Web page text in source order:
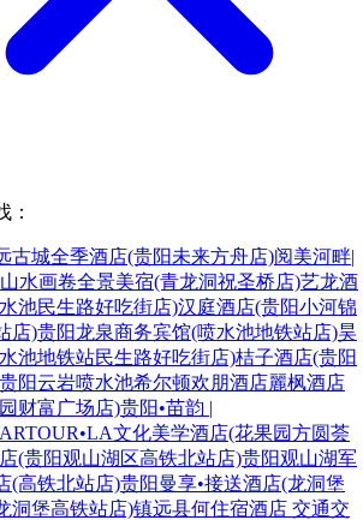
：
古城全季酒店(贵阳未来方舟店)阅美河畔|
水画卷全景美宿(青龙洞祝圣桥店)艺龙酒
池民生路好吃街店)汉庭酒店(贵阳小河锦
店)贵阳龙泉商务宾馆(喷水池地铁站店)昊
池地铁站民生路好吃街店)桔子酒店(贵阳
贵阳云岩喷水池希尔顿欢朋酒店麗枫酒店
财富广场店)贵阳•苗韵 |
文化美学酒店(花果园方圆荟
(贵阳观山湖区高铁北站店)贵阳观山湖军
(高铁北站店)贵阳曼享•接送酒店(龙洞堡
洞堡高铁站店)镇远县何住宿酒店 交通交